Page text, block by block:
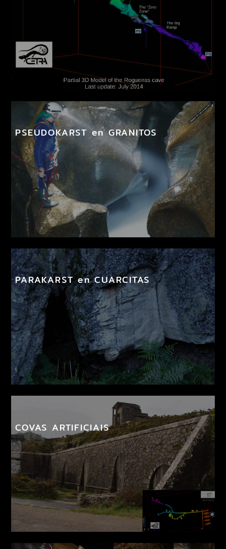
PSEUDOKARST en GRANITOS
PARAKARST en CUARCITAS
COVAS ARTIFICIAIS